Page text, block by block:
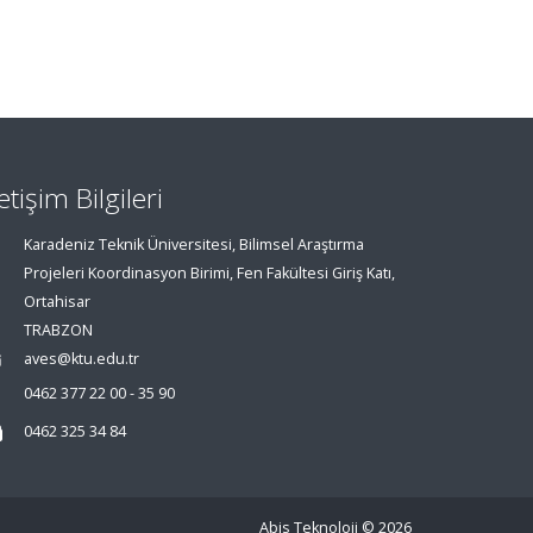
Bilgileri
Karadeniz Teknik Üniversitesi, Bilimsel Araştırma
Projeleri Koordinasyon Birimi, Fen Fakültesi Giriş Katı,
Ortahisar
TRABZON
aves@ktu.edu.tr
0462 377 22 00 - 35 90
0462 325 34 84
Abis Teknoloji © 2026